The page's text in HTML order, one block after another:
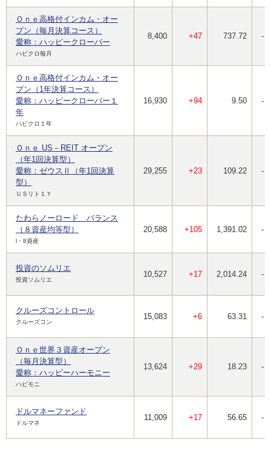
Ｏｎｅ高格付インカム・オー
プン（毎月決算コース）
愛称：ハッピークローバー
ハピクロ毎月
8,400 +47 737.72 -
Ｏｎｅ高格付インカム・オー
プン（1年決算コース）
愛称：ハッピークローバー１
年
ハピクロ１年
16,930 +94 9.50 -
Ｏｎｅ US－REIT オープン
（年1回決算型）
愛称：ゼウスⅡ（年1回決算
型）
ＵＳリト１Ｙ
29,255 +23 109.22 -
たわらノーロード バランス
（８資産均等型）
l・8資産
20,588 +105 1,391.02 -
投資のソムリエ
投資ソムリエ
10,527 +17 2,014.24 -
クルーズコントロール
クルーズコン
15,083 +6 63.31 -
Ｏｎｅ世界３資産オープン
（毎月決算型）
愛称：ハッピーハーモニー
ハピモニ
13,624 +29 18.23 -
ドルマネーファンド
ドルマネ
11,009 +17 56.65 -